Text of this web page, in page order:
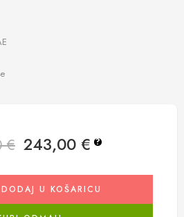
€ 243,00 € ?
DODAJ U KOŠARICU